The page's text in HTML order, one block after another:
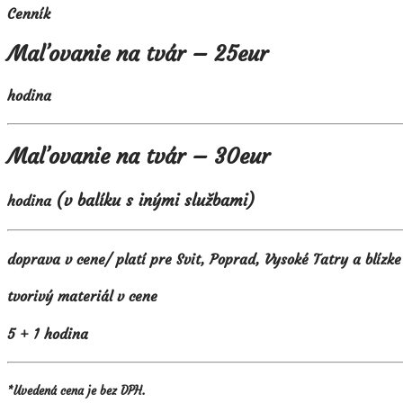
Cenník
Maľovanie na tvár – 25eur
hodina
Maľovanie na tvár – 30eur
hodina (v balíku s inými službami)
doprava v cene/ platí pre Svit, Poprad, Vysoké Tatry a
tvorivý materiál v cene
5 + 1 hodina
*Uvedená cena je bez DPH.